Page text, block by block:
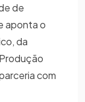
de
aponta o
da
com